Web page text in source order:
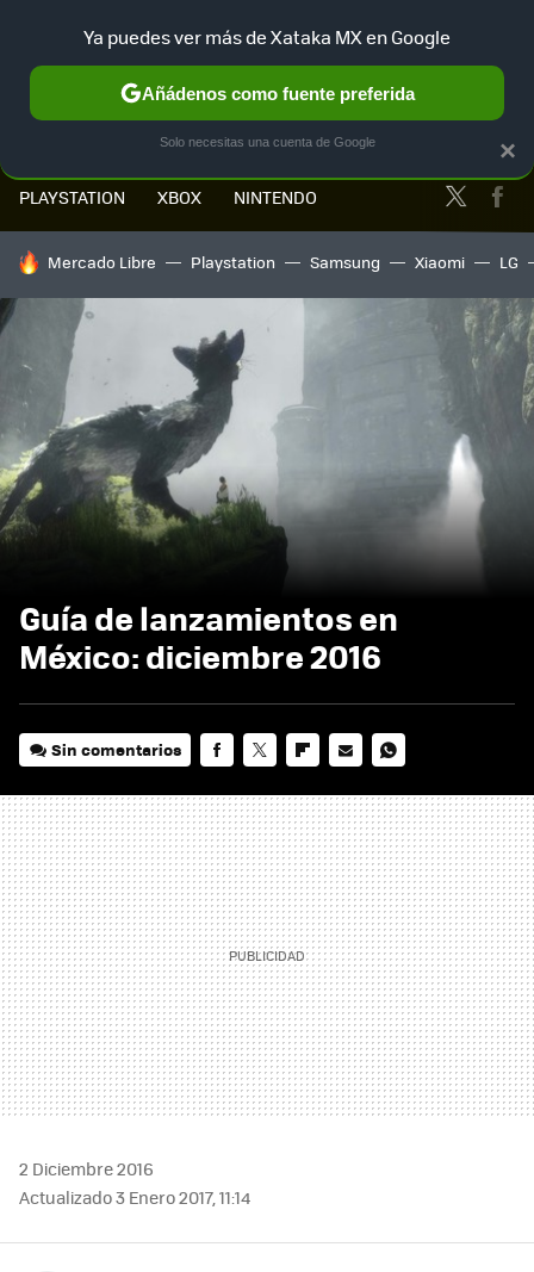
PLAYSTATION XBOX NINTENDO Twitter
HOY SE HABLA DE
Mercado Libre Playstation Samsung Xiaomi LG
Guía de lanzamientos en
México: diciembre 2016
Sin comentarios
MAIL
2 Diciembre 2016
Actualizado 3 Enero 2017, 11:14
×
Ya puedes ver más de Xataka MX en Google
Añádenos como fuente preferida
Solo necesitas una cuenta de Google